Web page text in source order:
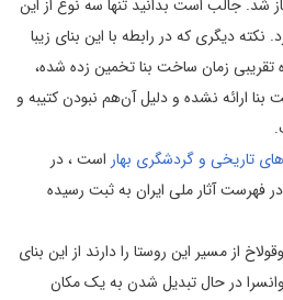
شد. جالب است بدانید تنها سه نوع از این
نکته دیگری که در رابطه با این بنای زیبا
زمان ساخت بنا تخمین زده شده،
ارائه نشده و دلیل آن‌هم نبودن کتیبه و
تاریخی و گردشگری بهار است ، در
تاریخ ۲۱/۲/۷۶ و به شماره ۱۸۷۲ در فهرست آثار ملی ایران به ثبت رسیده
از مسیر این روستا را دارند از این بنای
در حال تبدیل شدن به یک مکان